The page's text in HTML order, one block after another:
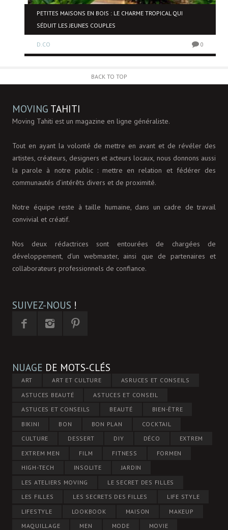
PETITES MAISONS EN BOIS : LE CHARME TROPICAL QUI
SÉDUIT LES JEUNES COUPLES
D.CO 0
BACK TO TOP
MOVING TAHITI
Moving Tahiti est un magazine en ligne généraliste.
Tout en ayant la volonté de mettre en avant et de révéler des
artistes, créateurs, designers et acteurs locaux, nous donnons aussi
la parole à notre public : mettre en relation et fédérer des
communautés d’intérêts divers et de proximité.
Notre équipe reste à taille humaine, dans un cadre de travail
convivial et créatif.
Nos deux rédactrices sont entourées de chargées de
développement, d'un webmaster, ainsi que de partenaires et
collaborateurs professionnels de confiance.
SUIVEZ-NOUS !
NUAGE DE MOTS-CLÉS
ART ART ET CULTURE
ASRUCES ET CONSEILS
ASTUCES BEAUTÉ
ASTUCES ET CONSEIL
ASTUCES ET CONSEILS
BEAUTÉ
BIEN-ÊTRE
BIKINI
BON BON PLAN
COCKTAIL
CULTURE
DESSERT DIY DÉCO
EXTREM
EXTREM MEN
FILM FITNESS
FORMEN
HIGH-TECH
INSOLITE
JARDIN
LES ATELIERS MOVING
LE SECRET DES FILLES
LES FILLES
LES SECRETS DES FILLES
LIFE STYLE
LIFESTYLE
LOOKBOOK MAISON
MAKEUP
MAQUILLAGE
MEN MODE MOVIE